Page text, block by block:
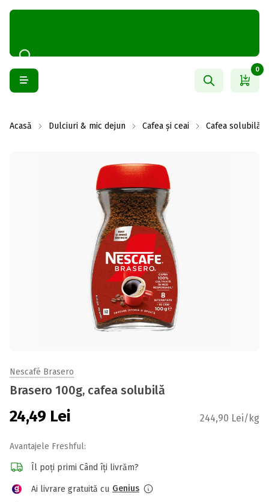
0
Acasă Dulciuri & mic dejun Cafea și ceai Cafea solubilă
Nescafé Brasero
Brasero 100g, cafea solubilă
24,49 Lei 244,90 Lei/kg
Avantajele Freshful:
Îl poți primi Când îți livrăm?
Ai livrare gratuită cu Genius